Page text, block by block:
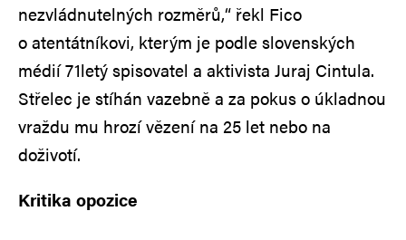
nezvládnutelných rozměrů,“ řekl Fico
o atentátníkovi, kterým je podle slovenských
médií 71letý spisovatel a aktivista Juraj Cintula.
Střelec je stíhán vazebně a za pokus o úkladnou
vraždu mu hrozí vězení na 25 let nebo na
doživotí.
Kritika opozice